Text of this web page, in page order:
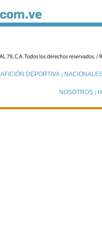
AFICIÓN DEPORTIVA|
NOSOTROS |